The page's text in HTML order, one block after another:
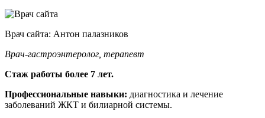
Врач сайта: Антон палазников
Врач-гастроэнтеролог, терапевт
Стаж работы более 7 лет.
Профессиональные навыки: диагностика и лечение
заболеваний ЖКТ и билиарной системы.